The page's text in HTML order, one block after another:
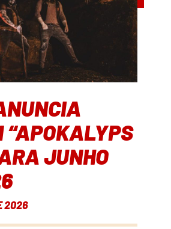
“APOKALYPS
JUNHO
2026